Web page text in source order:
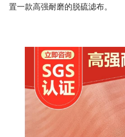
置一款高强耐磨的脱硫滤布。